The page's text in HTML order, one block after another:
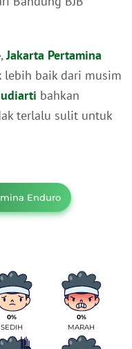
,Jakarta Pertamina
lebih baik dari musim
bahkan
terlalu sulit untuk
Enduro
0%
SEDIH
0%
MARAH